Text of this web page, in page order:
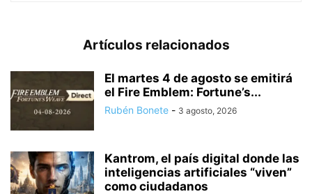
Artículos relacionados
El martes 4 de agosto se emitirá
el Fire Emblem: Fortune’s...
Rubén Bonete - 3 agosto, 2026
Kantrom, el país digital donde las
inteligencias artificiales “viven”
como ciudadanos